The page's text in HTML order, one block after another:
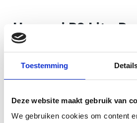
Toestemming
Deze website maakt gebruik van
We gebruiken cookies om content
Huawei P9 Lite
Rotterdam
U wilt uw toestel snel en goed
Sterker nog, u kunt wachten
vakkundig repareren. Onze